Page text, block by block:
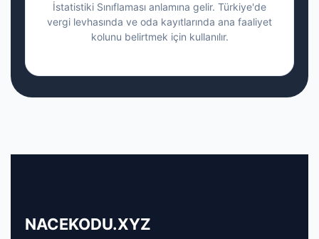
İstatistiki Sınıflaması anlamına gelir. Türkiye'de
vergi levhasında ve oda kayıtlarında ana faaliyet
kolunu belirtmek için kullanılır.
NACEKODU.XYZ